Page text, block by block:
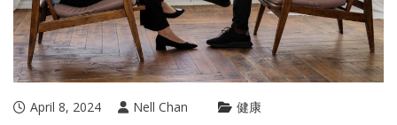
April 8, 2024 Nell Chan 健康